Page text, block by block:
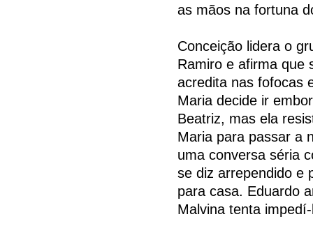
as mãos na fortuna
Conceição lidera o
Ramiro e afirma que
acredita nas fofocas
Maria decide ir
Beatriz, mas ela
Maria para passar a
uma conversa séria
se diz arrependido e
para casa. Eduardo
Malvina tenta